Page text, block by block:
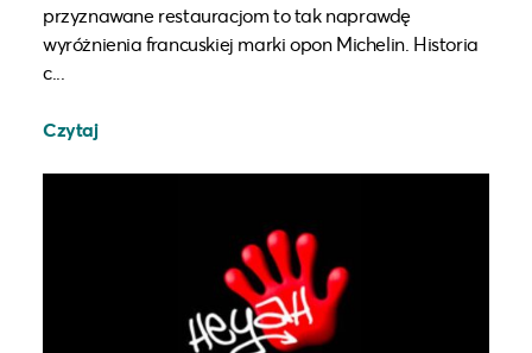
przyznawane restauracjom to tak naprawdę
wyróżnienia francuskiej marki opon Michelin. Historia
c...
Czytaj